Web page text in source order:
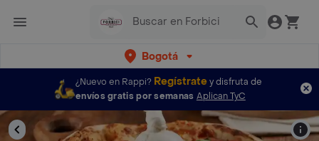
Bogotá
¿Nuevo en Rappi? Regístratey disfruta de
envíos gratis por semanas Aplican TyC